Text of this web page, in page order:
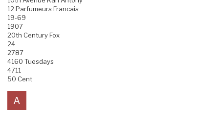
12 Parfumeurs Francais
19-69
1907
20th Century Fox
24
2787
4160 Tuesdays
4711
50 Cent
A